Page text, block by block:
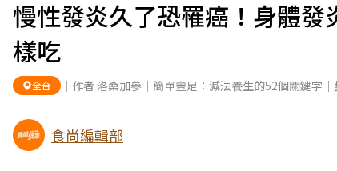
慢性發炎久了恐罹癌！身體
樣吃
全台 ｜作者 洛桑加參｜簡單豐足：減法養生的52個關鍵字
食尚編輯部